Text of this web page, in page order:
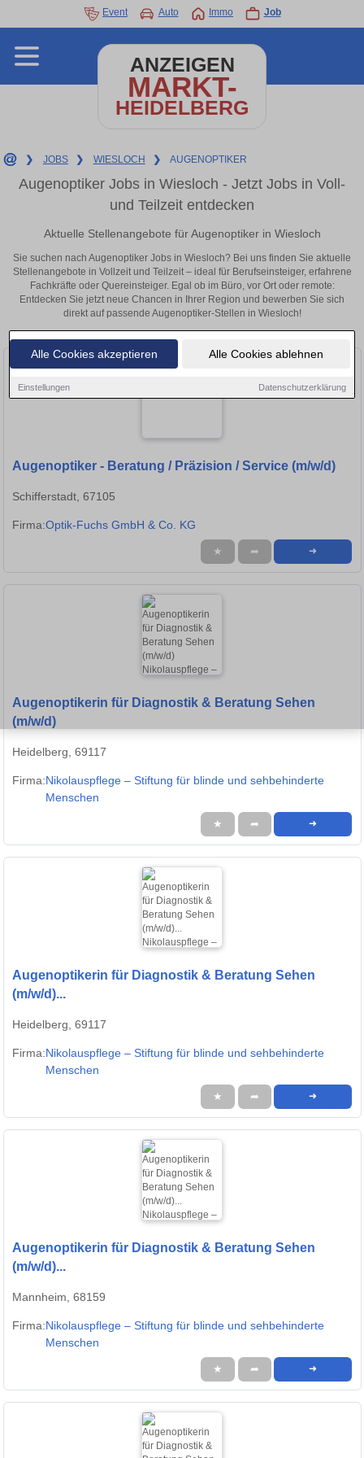
Alle Cookies akzeptieren Alle Cookies ablehnen
Einstellungen Datenschutzerklärung
Event Auto Immo Job
ANZEIGEN
MARKT-
HEIDELBERG
❯ JOBS ❯ WIESLOCH ❯ AUGENOPTIKER
Augenoptiker Jobs in Wiesloch - Jetzt Jobs in Voll-
und Teilzeit entdecken
Aktuelle Stellenangebote für Augenoptiker in Wiesloch
Sie suchen nach Augenoptiker Jobs in Wiesloch? Bei uns finden Sie aktuelle
Stellenangebote in Vollzeit und Teilzeit – ideal für Berufseinsteiger, erfahrene
Fachkräfte oder Quereinsteiger. Egal ob im Büro, vor Ort oder remote:
Entdecken Sie jetzt neue Chancen in Ihrer Region und bewerben Sie sich
direkt auf passende Augenoptiker-Stellen in Wiesloch!
Augenoptiker - Beratung / Präzision / Service (m/w/d)
Schifferstadt, 67105
Firma:Optik-Fuchs GmbH & Co. KG
★ ➦ ➜
Augenoptikerin für Diagnostik & Beratung Sehen
(m/w/d)
Heidelberg, 69117
Firma:Nikolauspflege – Stiftung für blinde und sehbehinderte
Menschen
★ ➦ ➜
Augenoptikerin für Diagnostik & Beratung Sehen
(m/w/d)...
Heidelberg, 69117
Firma:Nikolauspflege – Stiftung für blinde und sehbehinderte
Menschen
★ ➦ ➜
Augenoptikerin für Diagnostik & Beratung Sehen
(m/w/d)...
Mannheim, 68159
Firma:Nikolauspflege – Stiftung für blinde und sehbehinderte
Menschen
★ ➦ ➜